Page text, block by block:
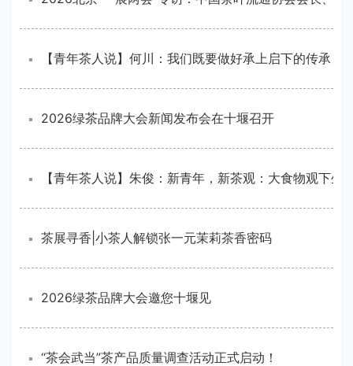
2026绿茶品牌大会新闻发布会在十堰召开
茶展寻香|小茶人解锁张一元茉莉茶香密码
2026绿茶品牌大会邀您十堰见
“茶会武当”茶产品质量调查活动正式启动！